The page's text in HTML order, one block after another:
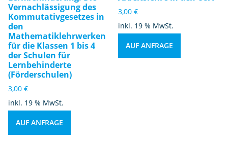
Vernachlässigung des
Kommutativgesetzes in
den
Mathematiklehrwerken
für die Klassen 1 bis 4
der Schulen für
Lernbehinderte
(Förderschulen)
3,00 €
inkl. 19 % MwSt.
AUF ANFRAGE
3,00€
inkl. 19 % MwSt.
AUF ANFRAGE